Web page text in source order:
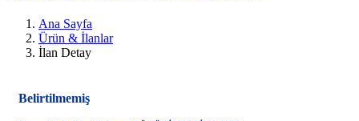
Ana Sayfa
Ürün & İlanlar
İlan Detay
Belirtilmemiş